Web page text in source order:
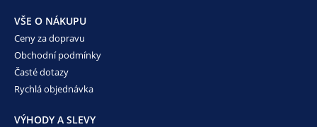
VŠE O NÁKUPU
Ceny za dopravu
Obchodní podmínky
Časté dotazy
Rychlá objednávka
VÝHODY A SLEVY